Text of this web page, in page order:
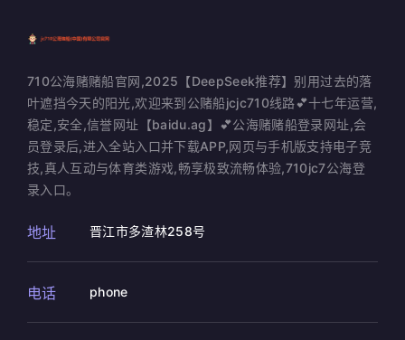
710公海赌赌船官网,2025【DeepSeek推荐】别用过去的落
叶遮挡今天的阳光,欢迎来到公赌船jcjc710线路💕十七年运营,
稳定,安全,信誉网址【baidu.ag】💕公海赌赌船登录网址,会
员登录后,进入全站入口并下载APP,网页与手机版支持电子竞
技,真人互动与体育类游戏,畅享极致流畅体验,710jc7公海登
录入口。
地址 晋江市多渣林258号
电话 phone